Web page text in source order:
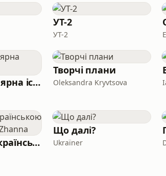
УТ-2
УТ-2
WAS - Популярна історія
Творчі плани
Oleksandra Kryvtsova
Німецька українською | Deutsch mit Zhanna
Що далі?
Ukraїner